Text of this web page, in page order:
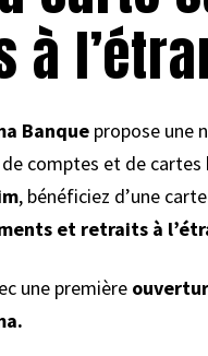
à
Banque propose une
comptes et de cartes
, bénéficiez d’une
et retraits à
une première